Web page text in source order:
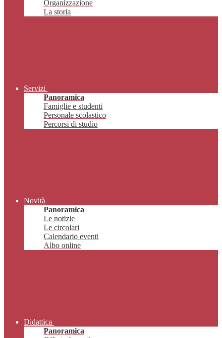
Organizzazione
La storia
Servizi
Panoramica
Famiglie e studenti
Personale scolastico
Percorsi di studio
Novità
Panoramica
Le notizie
Le circolari
Calendario eventi
Albo online
Didattica
Panoramica